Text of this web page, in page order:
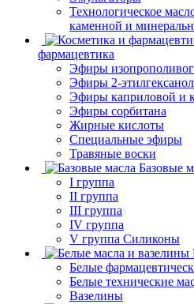
Технологическое
каменной и
фармацевтика
Эфиры
Эфиры 2-
Эфиры каприловой и
Эфиры сорбитана
Жирные кислоты
Специальные эфиры
Травяные воски
Базовые
I группа
II группа
III группа
IV группа
V группа Силиконы
Белые
Белые технические
Вазелины